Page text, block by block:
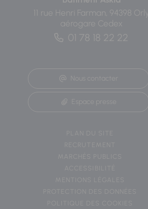
11 rue Henri Farman, 94398 Orly
aérogare Cedex
01 78 18 22 22
Nous contacter
Espace presse
PLAN DU SITE
RECRUTEMENT
MARCHÉS PUBLICS
ACCESSIBILITÉ
MENTIONS LÉGALES